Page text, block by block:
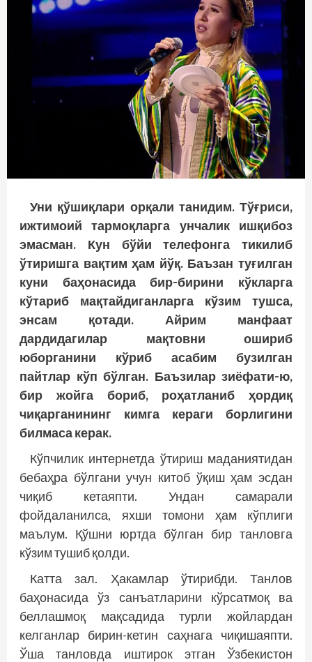
Уни қўшиқлари орқали танидим. Тўғриси,
ижтимоий тармоқларга унчалик ишқибоз
эмас­ман. Кун бўйи телефонга тикилиб
ўтиришга вақтим ҳам йўқ. Баъзан туғилган
куни баҳонасида бир-бирини кўкларга
кўтариб мақтайдиганларга кўзим тушса,
энсам қотади. Айрим манфаат
дардидагилар мақтовни ошириб
юборганини кўриб асабим бузилган
пайтлар кўп бўлган. Баъзилар зиёфати-ю,
бир жойга бориб, роҳатланиб ҳордиқ
чиқарганининг кимга кераги борлигини
билмаса керак.
Кўпчилик интернетда ўтириш маданиятидан
бебаҳра бўлгани учун китоб ўқиш ҳам эсдан
чиқиб кетаяпти. Ундан самарали
фойдаланилса, яхши томони ҳам кўплиги
маълум. Қўшни юртда бўлган бир танловга
кўзим тушиб қолди.
Катта зал. Ҳакамлар ўтирибди. Танлов
баҳонасида ўз санъатларини кўрсатмоқ ва
беллашмоқ мақсадида турли жойлардан
келганлар бирин-кетин саҳнага чиқишаяпти.
Ўша танловда иштирок этган Ўзбекистон